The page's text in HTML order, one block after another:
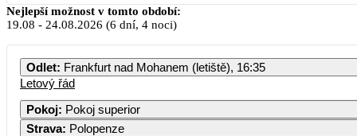
Srpen 2026
PO ÚT ST ČT PÁ
Nejlepší možnost v tomto období:
19.08 - 24.08.2026 (6 dní, 4 noci)
Odlet: Frankfurt nad Mohanem (letiště), 16:35
Letový řád
Pokoj: Pokoj superior
Strava: Polopenze